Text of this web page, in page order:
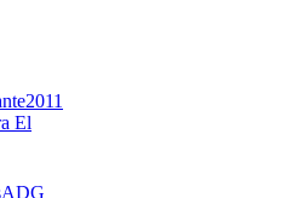
El